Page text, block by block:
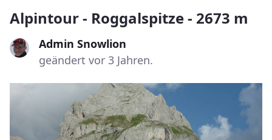
Alpintour - Roggalspitze - 2673 m
Admin Snowlion
geändert vor 3 Jahren.